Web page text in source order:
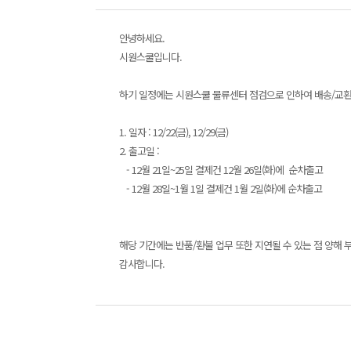
안녕하세요.
시원스쿨입니다.
하기 일정에는 시원스쿨 물류센터 점검으로 인하여 배송/교
1. 일자 : 12/22(금), 12/29(금)
2. 출고일 :
- 12월 21일~25일 결제건 12월 26일(화)에 순차출고
- 12월 28일~1월 1일 결제건 1월 2일(화)에 순차출고
해당 기간에는 반품/환불 업무 또한 지연될 수 있는 점 양해
감사합니다.